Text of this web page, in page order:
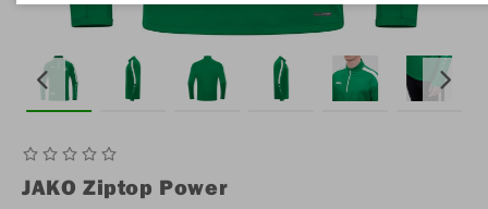
JAKO Ziptop Power